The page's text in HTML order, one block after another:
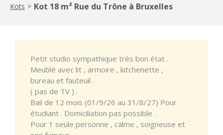
Kots > Kot 18 m² Rue du Trône à Bruxelles
Petit studio sympathique très bon état .
Meublé avec lit , armoire , kitchenette ,
bureau et fauteuil .
( pas de TV ) .
Bail de 12 mois (01/9/26 au 31/8/27) Pour
étudiant . Domiciliation pas possible .
Pour 1 seule personne , calme , soigneuse et